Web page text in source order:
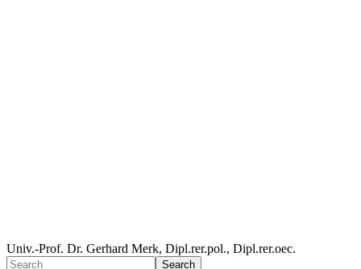
Univ.-Prof. Dr. Gerhard Merk, Dipl.rer.pol., Dipl.rer.oec.